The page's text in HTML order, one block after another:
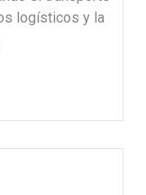
logísticos y la